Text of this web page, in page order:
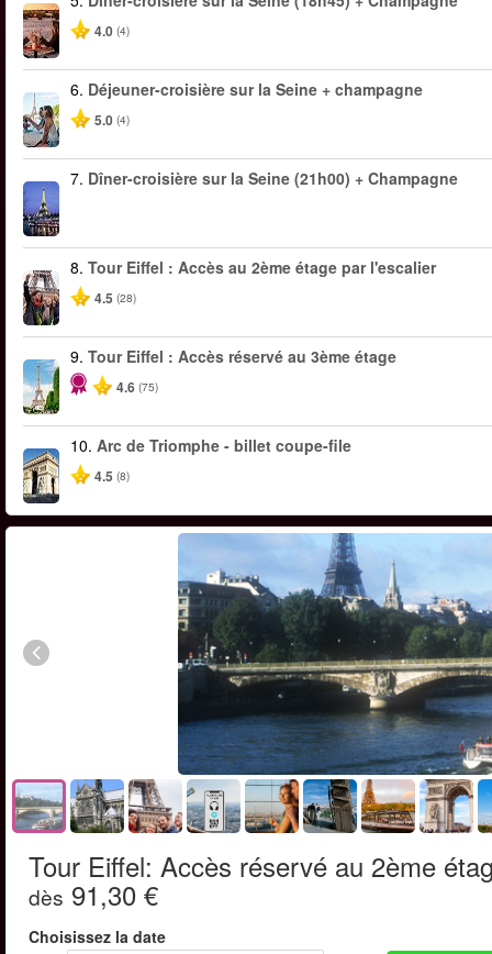
4.0 (4)
6. Déjeuner-croisière sur la Seine + champagne
5.0 (4)
7. Dîner-croisière sur la Seine (21h00) + Champagne
8. Tour Eiffel : Accès au 2ème étage par l'escalier
4.5 (28)
9. Tour Eiffel : Accès réservé au 3ème étage
4.6 (75)
10. Arc de Triomphe - billet coupe-file
4.5 (8)
Tour Eiffel: Accès réservé au 2ème
dès 91,30 €
Choisissez la date